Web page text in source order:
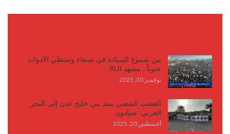
بين شموخ السيادة في صنعاء وتشظي الأدوات
جنوباً.. مشهد الـ30…
نوفمبر 30, 2025
الغضب الشعبي يمتد من خليج عدن إلى البحر
العربي: صيادون…
أغسطس 20, 2025